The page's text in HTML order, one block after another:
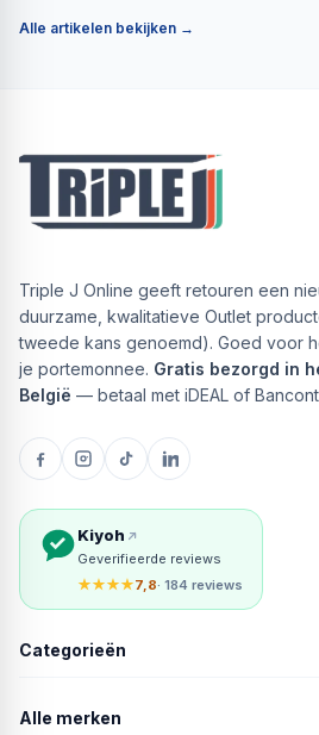
Alle artikelen bekijken →
Triple J Online geeft retouren een
duurzame, kwalitatieve Outlet
tweede kans genoemd). Goed voor
je portemonnee. Gratis bezorgd in
België — betaal met iDEAL of
Kiyoh
Geverifieerde reviews
★★★★7,8· 184 reviews
Categorieën
Alle merken